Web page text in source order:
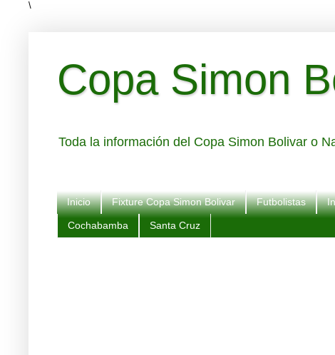
\
Copa Simon
Toda la información del Copa Simon Bolivar o
Inicio Fixture Copa Simon Bolivar Futbolistas
Cochabamba Santa Cruz